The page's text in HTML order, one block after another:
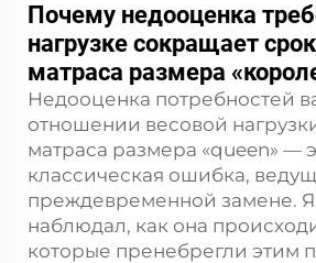
Почему недооценка
нагрузке сокращает
матраса размера
Недооценка потребностей
отношении весовой
матраса размера «queen» —
классическая ошибка,
преждевременной замене.
наблюдал, как она
которые пренебрегли этим